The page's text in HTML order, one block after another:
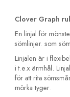
Clover Graph
En linjal för
sömlinjer. som
Linjalen är i
i t.e.x ärmhål.
för att rita
mörka tyger.